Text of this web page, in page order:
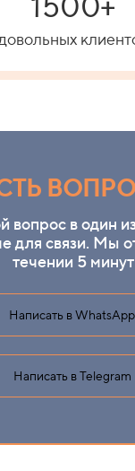
вопрос в один
для связи. Мы
течении 5 минут
Написать в WhatsApp
Написать в Telegram